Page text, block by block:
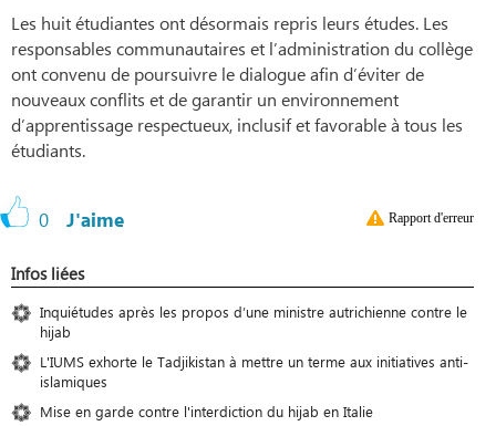
Les huit étudiantes ont désormais repris leurs études. Les
responsables communautaires et l’administration du collège
ont convenu de poursuivre le dialogue afin d’éviter de
nouveaux conflits et de garantir un environnement
d’apprentissage respectueux, inclusif et favorable à tous les
étudiants.
0 J'aime Rapport d'erreur
Infos liées
Inquiétudes après les propos d’une ministre autrichienne contre le
hijab
L'IUMS exhorte le Tadjikistan à mettre un terme aux initiatives anti-
islamiques
Mise en garde contre l'interdiction du hijab en Italie